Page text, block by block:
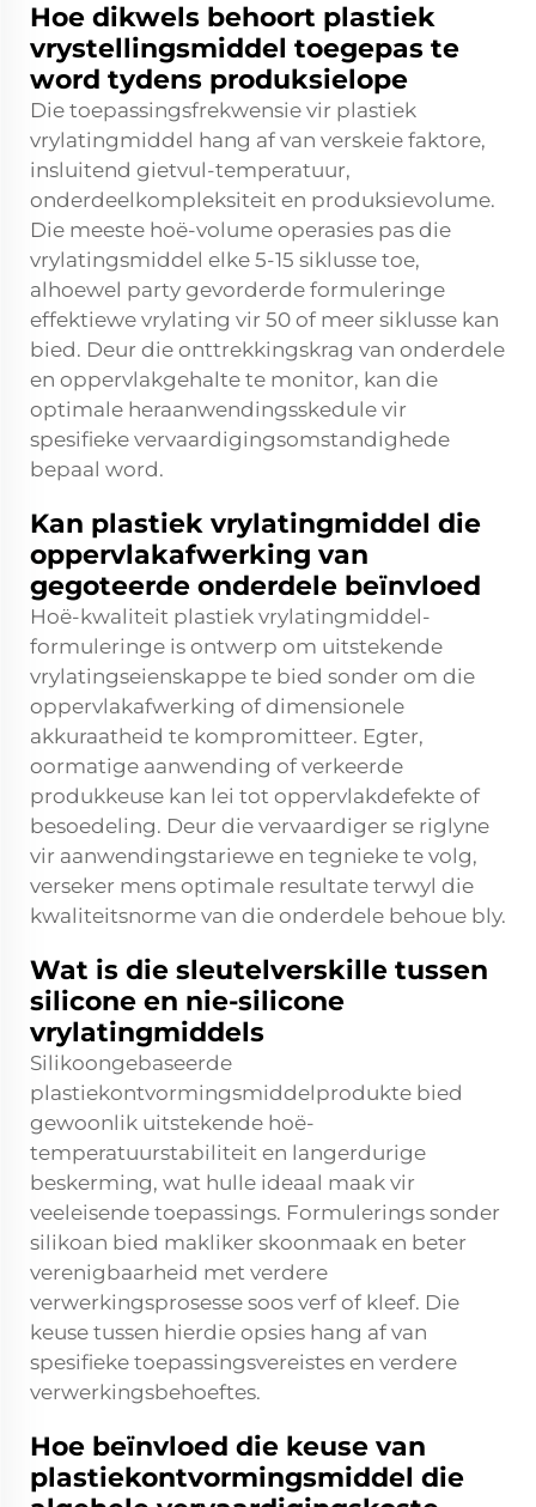
Hoe dikwels behoort plastiek
vrystellingsmiddel toegepas te
word tydens produksielope
Die toepassingsfrekwensie vir plastiek
vrylatingmiddel hang af van verskeie faktore,
insluitend gietvul-temperatuur,
onderdeelkompleksiteit en produksievolume.
Die meeste hoë-volume operasies pas die
vrylatingsmiddel elke 5-15 siklusse toe,
alhoewel party gevorderde formuleringe
effektiewe vrylating vir 50 of meer siklusse kan
bied. Deur die onttrekkingskrag van onderdele
en oppervlakgehalte te monitor, kan die
optimale heraanwendingsskedule vir
spesifieke vervaardigingsomstandighede
bepaal word.
Kan plastiek vrylatingmiddel die
oppervlakafwerking van
gegoteerde onderdele beïnvloed
Hoë-kwaliteit plastiek vrylatingmiddel-
formuleringe is ontwerp om uitstekende
vrylatingseienskappe te bied sonder om die
oppervlakafwerking of dimensionele
akkuraatheid te kompromitteer. Egter,
oormatige aanwending of verkeerde
produkkeuse kan lei tot oppervlakdefekte of
besoedeling. Deur die vervaardiger se riglyne
vir aanwendingstariewe en tegnieke te volg,
verseker mens optimale resultate terwyl die
kwaliteitsnorme van die onderdele behoue bly.
Wat is die sleutelverskille tussen
silicone en nie-silicone
vrylatingmiddels
Silikoongebaseerde
plastiekontvormingsmiddelprodukte bied
gewoonlik uitstekende hoë-
temperatuurstabiliteit en langerdurige
beskerming, wat hulle ideaal maak vir
veeleisende toepassings. Formulerings sonder
silikoan bied makliker skoonmaak en beter
verenigbaarheid met verdere
verwerkingsprosesse soos verf of kleef. Die
keuse tussen hierdie opsies hang af van
spesifieke toepassingsvereistes en verdere
verwerkingsbehoeftes.
Hoe beïnvloed die keuse van
plastiekontvormingsmiddel die